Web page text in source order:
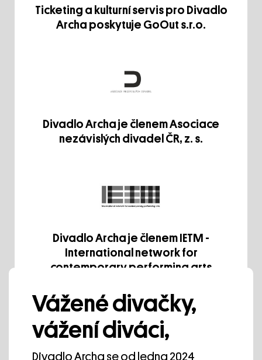
Vážené divačky,
vážení diváci,
Divadlo Archa se od ledna 2024
Ticketing a kulturní servis pro Divadlo
Archa poskytuje GoOut s.r.o.
Divadlo Archa je členem Asociace
nezávislých divadel ČR, z. s.
Divadlo Archa je členem IETM -
International network for
contemporary performing arts